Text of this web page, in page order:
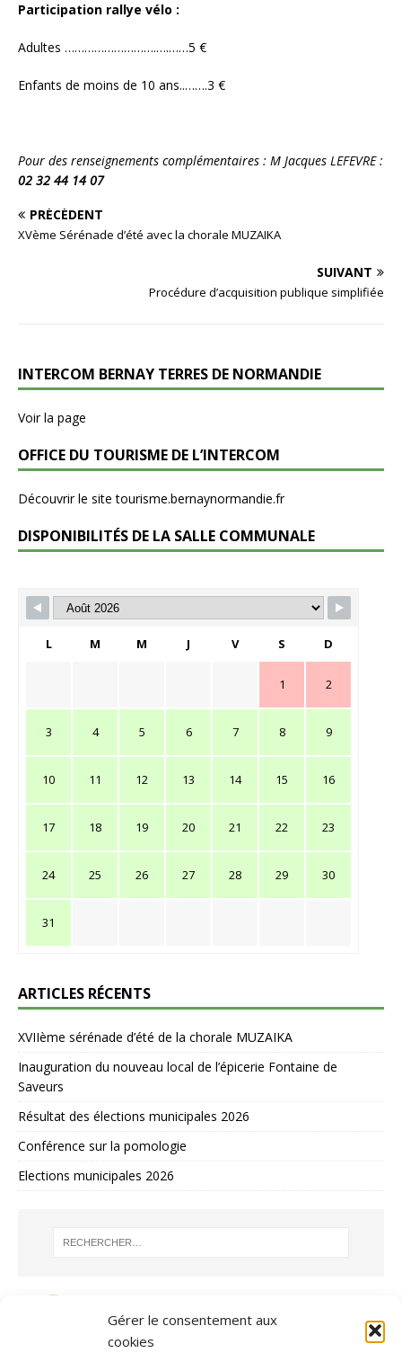
Gérer le consentement aux
cookies
Participation rallye vélo :
Adultes ……………………….….……5 €
Enfants de moins de 10 ans..…….3 €
Pour des renseignements complémentaires : M Jacques LEFEVRE :
02 32 44 14 07
PRÉCÉDENT
XVème Sérénade d’été avec la chorale MUZAIKA
SUIVANT
Procédure d’acquisition publique simplifiée
INTERCOM BERNAY TERRES DE NORMANDIE
Voir la page
OFFICE DU TOURISME DE L’INTERCOM
Découvrir le site tourisme.bernaynormandie.fr
DISPONIBILITÉS DE LA SALLE COMMUNALE
L M M J V S D
1 2
3 4 5 6 7 8 9
10 11 12 13 14 15 16
17 18 19 20 21 22 23
24 25 26 27 28 29 30
31
ARTICLES RÉCENTS
XVIIème sérénade d’été de la chorale MUZAIKA
Inauguration du nouveau local de l’épicerie Fontaine de
Saveurs
Résultat des élections municipales 2026
Conférence sur la pomologie
Elections municipales 2026